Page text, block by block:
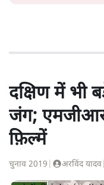
दक्षिण में भी
जंग;
फ़िल्में
चुनाव 2019 अरविंद यादव